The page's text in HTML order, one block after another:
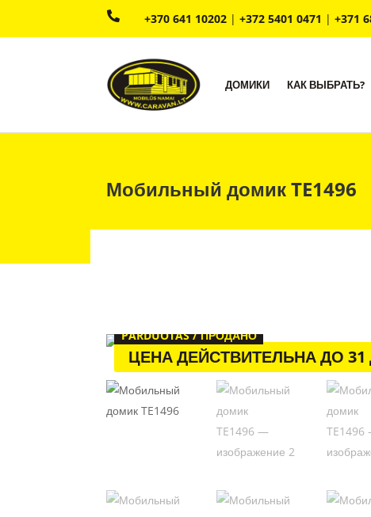
 +370 641 10202| +372 5401 0471 | +371
ДОМИКИ КАК ВЫБРАТЬ?
Мобильный домик TE1496
ЦЕНА ДЕЙСТВИТЕЛЬНА ДО 31
PARDUOTAS / ПРОДАНО